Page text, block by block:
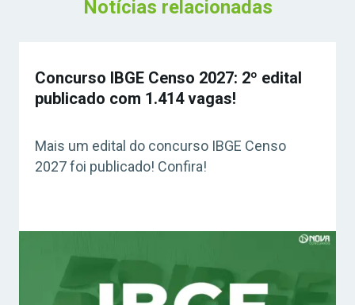
Notícias relacionadas
Concurso IBGE Censo 2027: 2º edital
publicado com 1.414 vagas!
Mais um edital do concurso IBGE Censo
2027 foi publicado! Confira!